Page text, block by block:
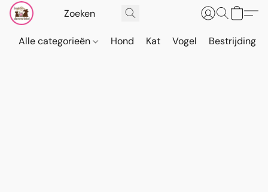
Alle categorieën Hond Kat Vogel Bestrijding